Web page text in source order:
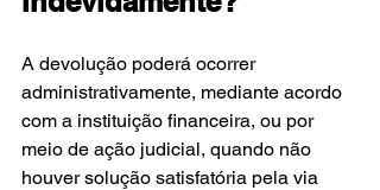
A devolução poderá ocorrer
administrativamente, mediante acordo
com a instituição financeira, ou por
meio de ação judicial, quando não
houver solução satisfatória pela via